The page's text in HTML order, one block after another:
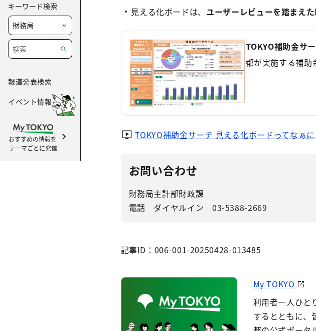
キーワード検索
報道発表検索
イベント情報
おすすめの情報を
テーマごとに発信
見える化ボードは、 ユーザーレビューを踏まえ
TOKYO補助金サ
都が実施する補助
TOKYO補助金サーチ 見える化ボードってなぁに
お問い合わせ
財務局主計部財政課
電話 ダイヤルイン 03-5388-2669
記事ID：006-001-20250428-013485
My TOKYO
利用者一人ひと
するとともに、